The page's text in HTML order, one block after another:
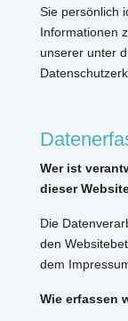
Sie persönlich
Informationen
unserer unter
Wer ist
dieser
Die
den
dem
Wie erfassen